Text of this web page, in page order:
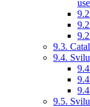
use
9.3.
9.4.
9.5.